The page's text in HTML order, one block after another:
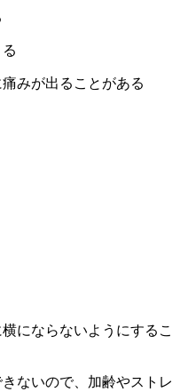
みが出ることがある
にならないようにするこ
ないので、加齢やストレ